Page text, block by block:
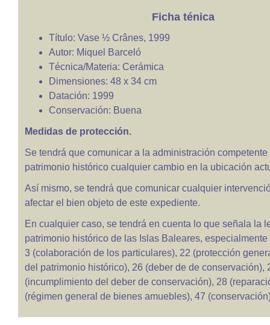
Ficha ténica
Título: Vase ½ Crânes, 1999
Autor: Miquel Barceló
Técnica/Materia: Cerámica
Dimensiones: 48 x 34 cm
Datación: 1999
Conservación: Buena
Medidas de protección.
Se tendrá que comunicar a la administración
patrimonio histórico cualquier cambio en la ubicación
Así mismo, se tendrá que comunicar cualquier
afectar el bien objeto de este expediente.
En cualquier caso, se tendrá en cuenta lo que señala la
patrimonio histórico de las Islas Baleares,
3 (colaboración de los particulares), 22 (protección
del patrimonio histórico), 26 (deber de de conservación),
(incumplimiento del deber de conservación), 28
(régimen general de bienes amuebles), 47